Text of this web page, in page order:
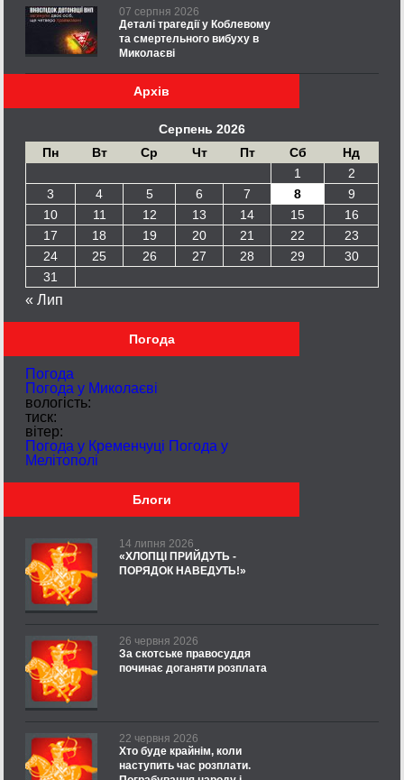
07 серпня 2026
Деталі трагедії у Коблевому
та смертельного вибуху в
Миколаєві
Архів
Серпень 2026
Пн
Вт Ср Чт Пт Сб
Нд
1
2
3
4 5 6 7 8
9
10
11 12 13 14 15
16
17
18 19 20 21 22
23
24
25 26 27 28 29
30
31
« Лип
Погода
Погода
Погода у Миколаєві
вологість:
тиск:
вітер:
Погода у Кременчуці Погода у
Мелітополі
Блоги
14 липня 2026
«ХЛОПЦІ ПРИЙДУТЬ -
ПОРЯДОК НАВЕДУТЬ!»
26 червня 2026
За скотське правосуддя
починає доганяти розплата
22 червня 2026
Хто буде крайнім, коли
наступить час розплати.